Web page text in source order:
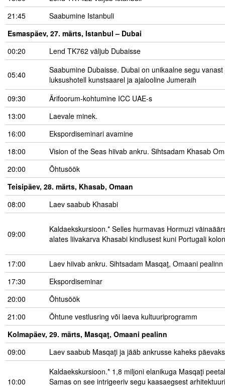
21:45
Saabumine Istanbuli
Esmaspäev, 27. märts, Istanbul – Dubai
00:20
Lend TK762 väljub Dubaisse
05:40
Saabumine Dubaisse. Dubai on unikaalne segu
luksushotell kunstsaarel ja ajalooline Jumeraih
09:30
Ärifoorum-kohtumine ICC UAE-s
13:00
Laevale minek.
16:00
Ekspordiseminari avamine
18:00
Vision of the Seas hiivab ankru. Sihtsadam Khasab
20:00
Õhtusöök
Teisipäev, 28. märts, Khasab, Omaan
08:00
Laev saabub Khasabi
09:00
Kaldaekskursioon.* Selles hurmavas Hormuzi
alates liivakarva Khasabi kindlusest kuni Portugali
17:00
Laev hiivab ankru. Sihtsadam Masqaţ, Omaani pealinn
17:30
Ekspordiseminar
20:00
Õhtusöök
21:00
Õhtune vestlusring või laeva kultuuriprogramm
Kolmapäev, 29. märts, Masqaţ, Omaani pealinn
09:00
Laev saabub Masqaţi ja jääb ankrusse kaheks päevaks
10:00
Kaldaekskursioon.* 1,8 miljoni elanikuga Masqaţi
Samas on see intrigeeriv segu kaasaegsest